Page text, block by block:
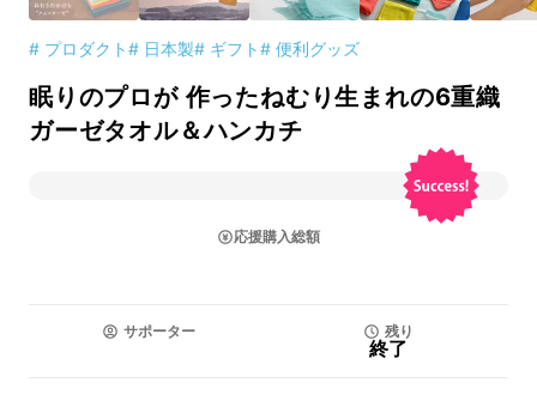
# プロダクト# 日本製# ギフト# 便利グッズ
眠りのプロが 作ったねむり生まれの6重織
ガーゼタオル＆ハンカチ
応援購入総額
サポーター 残り
終了